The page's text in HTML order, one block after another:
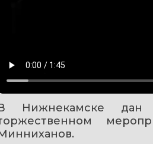
Нижнекамске дан